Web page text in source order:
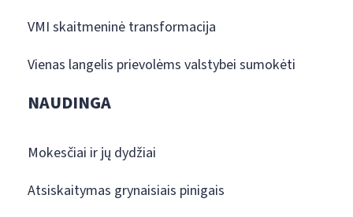
VMI skaitmeninė transformacija
Vienas langelis prievolėms valstybei sumokėti
NAUDINGA
Mokesčiai ir jų dydžiai
Atsiskaitymas grynaisiais pinigais